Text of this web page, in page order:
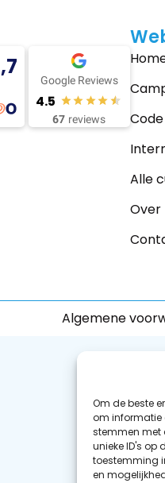
Om de beste
om informatie
stemmen met
unieke ID's op
toestemming
en
,7
Google Reviews
4.5
67 reviews
Alle
Over
Algemene